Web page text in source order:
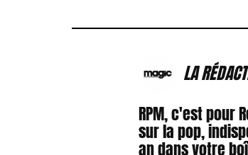
LA
RPM, c'est pour
sur la pop,
an dans votre